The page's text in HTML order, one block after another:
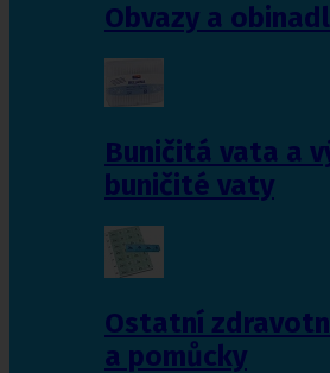
Obvazy a
Buničitá vata a
buničité vaty
Ostatní
a pomůcky